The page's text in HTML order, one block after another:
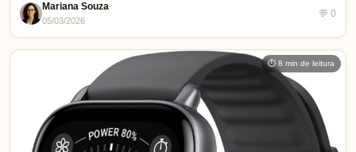
Mariana Souza
05/03/2026
💬 0
⏱ 8 min de leitura